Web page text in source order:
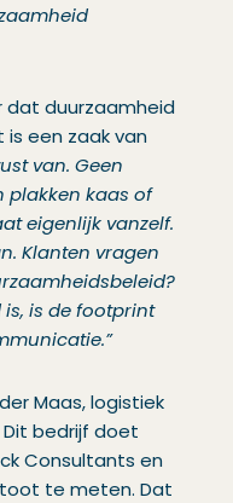
duurzaamheid
een zaak van
van. Geen
plakken kaas of
eigenlijk vanzelf.
Klanten vragen
is de footprint
Maas, logistiek
Dit bedrijf doet
Consultants en
te meten. Dat